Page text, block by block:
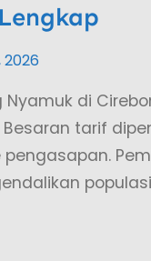
2026
Nyamuk di
Besaran tarif